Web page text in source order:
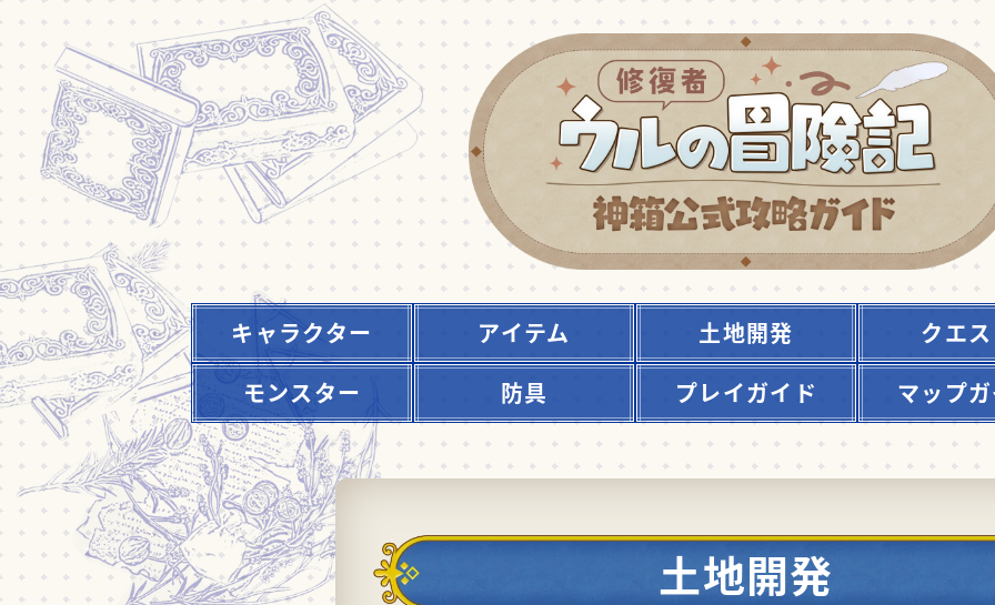
キャラクター アイテム 土地開発
クエ
モンスター
防具 プレイガイド マップ
土地開発